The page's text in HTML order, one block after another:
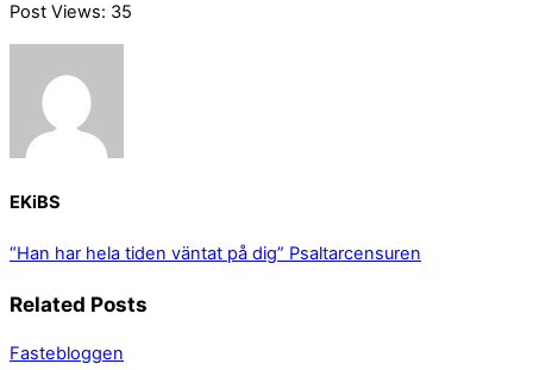
Post Views: 35
EKiBS
“Han har hela tiden väntat på dig” Psaltarcensuren
Related Posts
Fastebloggen